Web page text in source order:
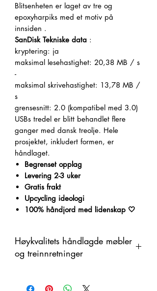
Blitsenheten er laget av tre og
epoxyharpiks med et motiv på
innsiden .
SanDisk Tekniske data :
kryptering: ja
maksimal lesehastighet: 20,38 MB / s
-
maksimal skrivehastighet: 13,78 MB /
s
grensesnitt: 2.0 (kompatibel med 3.0)
USBs tredel er blitt behandlet flere
ganger med dansk treolje. Hele
prosjektet, inkludert formen, er
håndlaget.
Begrenset opplag
Levering 2-3 uker
Gratis frakt
Upcycling ideologi
100% håndjord med lidenskap 🤍
Høykvalitets håndlagde møbler
og treinnretninger
et organisk materiale med